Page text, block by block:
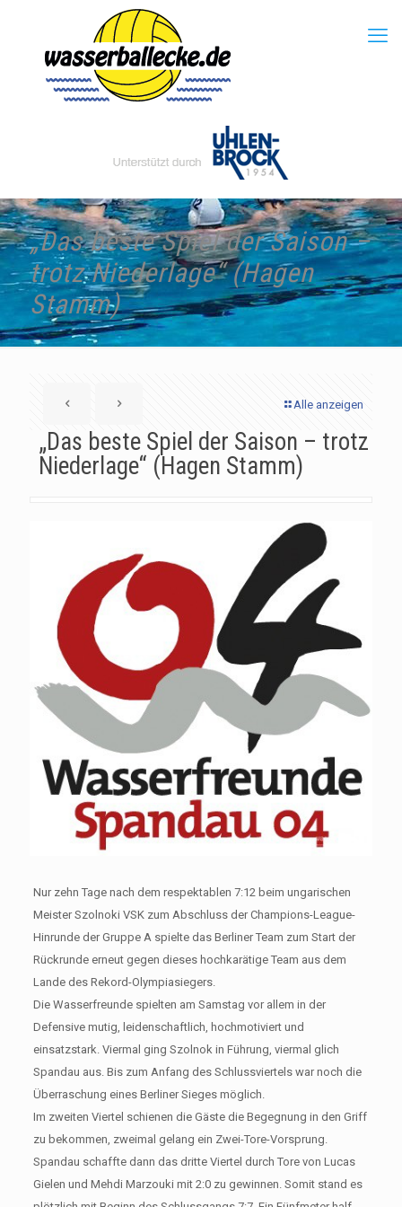
„Das beste Spiel der Saison –
trotz Niederlage“ (Hagen
Stamm)
Alle anzeigen
„Das beste Spiel der Saison – trotz
Niederlage“ (Hagen Stamm)
Nur zehn Tage nach dem respektablen 7:12 beim ungarischen
Meister Szolnoki VSK zum Abschluss der Champions-League-
Hinrunde der Gruppe A spielte das Berliner Team zum Start der
Rückrunde erneut gegen dieses hochkarätige Team aus dem
Lande des Rekord-Olympiasiegers.
Die Wasserfreunde spielten am Samstag vor allem in der
Defensive mutig, leidenschaftlich, hochmotiviert und
einsatzstark. Viermal ging Szolnok in Führung, viermal glich
Spandau aus. Bis zum Anfang des Schlussviertels war noch die
Überraschung eines Berliner Sieges möglich.
Im zweiten Viertel schienen die Gäste die Begegnung in den Griff
zu bekommen, zweimal gelang ein Zwei-Tore-Vorsprung.
Spandau schaffte dann das dritte Viertel durch Tore von Lucas
Gielen und Mehdi Marzouki mit 2:0 zu gewinnen. Somit stand es